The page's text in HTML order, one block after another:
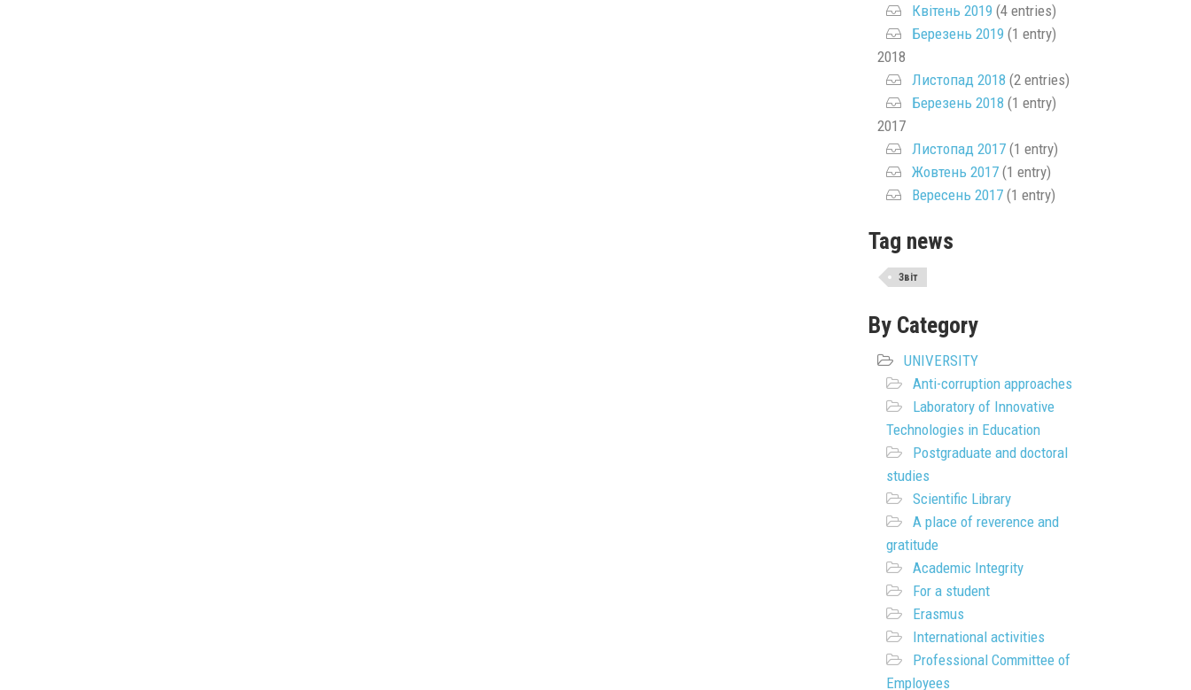
Квітень 2019 (4 entries)
Березень 2019 (1 entry)
2018
Листопад 2018 (2 entries)
Березень 2018 (1 entry)
2017
Листопад 2017(1 entry)
Жовтень 2017(1 entry)
Вересень 2017(1 entry)
Tag news
Звіт
By Category
UNIVERSITY
Anti-corruption approaches
Laboratory of Innovative
Technologies in Education
Postgraduate and doctoral
studies
Scientific Library
A place of reverence and
gratitude
Academic Integrity
For a student
Erasmus
International activities
Professional Committee of
Employees